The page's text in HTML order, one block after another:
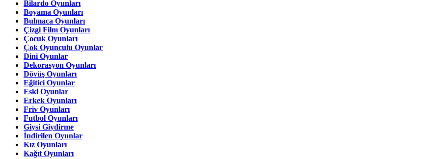
Bilardo Oyunları
Boyama Oyunları
Bulmaca Oyunları
Çizgi Film Oyunları
Çocuk Oyunları
Çok Oyunculu Oyunlar
Dini Oyunlar
Dekorasyon Oyunları
Dövüş Oyunları
Eğitici Oyunlar
Eski Oyunlar
Erkek Oyunları
Friv Oyunları
Futbol Oyunları
Giysi Giydirme
İndirilen Oyunlar
Kız Oyunları
Kağıt Oyunları